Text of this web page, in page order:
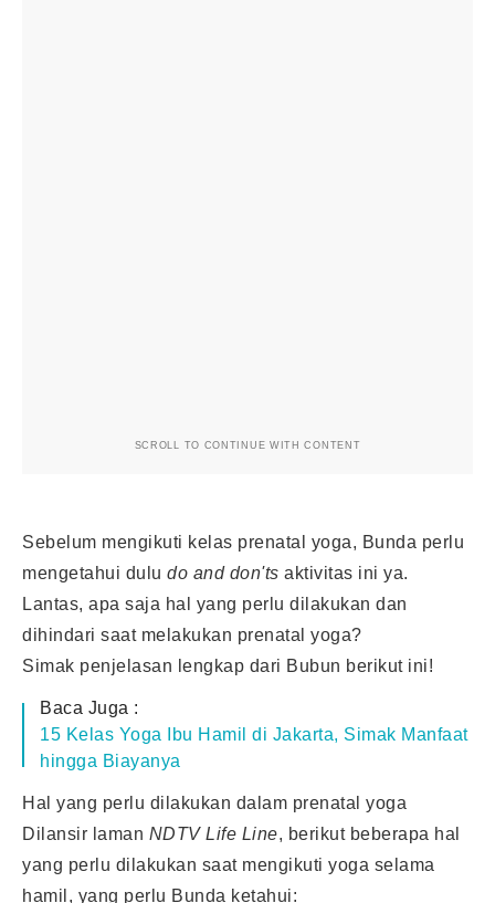
SCROLL TO CONTINUE WITH CONTENT
Sebelum mengikuti kelas prenatal yoga, Bunda perlu
mengetahui dulu do and don'ts aktivitas ini ya.
Lantas, apa saja hal yang perlu dilakukan dan
dihindari saat melakukan prenatal yoga?
Simak penjelasan lengkap dari Bubun berikut ini!
Baca Juga :
15 Kelas Yoga Ibu Hamil di Jakarta, Simak Manfaat
hingga Biayanya
Hal yang perlu dilakukan dalam prenatal yoga
Dilansir laman NDTV Life Line, berikut beberapa hal
yang perlu dilakukan saat mengikuti yoga selama
hamil, yang perlu Bunda ketahui: